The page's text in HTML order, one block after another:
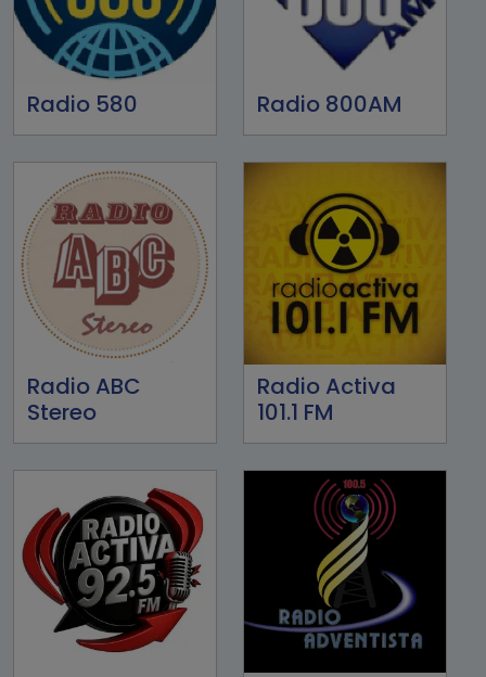
Radio 580 Radio 800AM
Radio ABC
Stereo
Radio Activa
101.1 FM